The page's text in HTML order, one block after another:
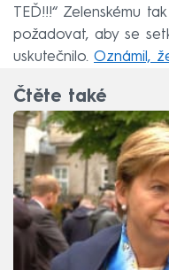
TEĎ!!!“ Zelenskému
požadovat, aby se
uskutečnilo. Oznámil,
Čtěte také